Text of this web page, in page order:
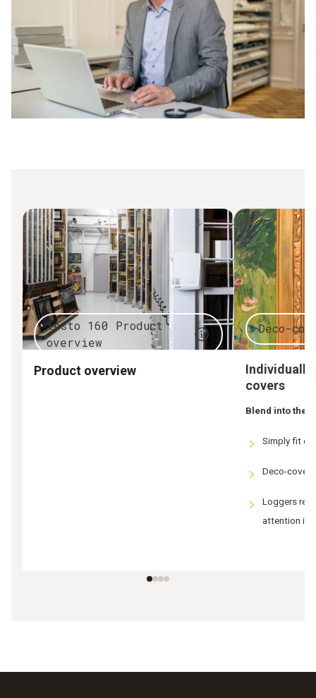
testo 160 Product
overview
Product overview
Deco-
Individually
covers
Blend into the
Simply fit
Deco-cover
Loggers
attention is